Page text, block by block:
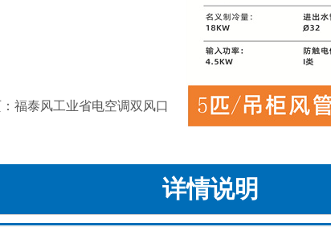
福泰风工业省电空调双风口
详情说明